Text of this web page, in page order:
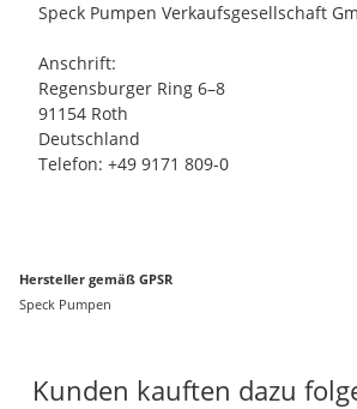
Speck Pumpen Verkaufsgesellschaft
Anschrift:
Regensburger Ring 6–8
91154 Roth
Deutschland
Telefon: +49 9171 809-0
Hersteller gemäß GPSR
Speck Pumpen
Kunden kauften dazu